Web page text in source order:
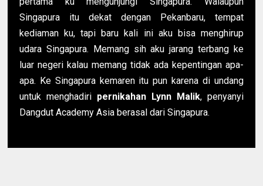
Singapura itu dekat dengan Pekanbaru, tempat
kediaman ku, tapi baru kali ini aku bisa menghirup
udara Singapura. Memang sih aku jarang terbang ke
luar negeri kalau memang tidak ada kepentingan apa-
apa. Ke Singapura kemaren itu pun karena di undang
untuk menghadiri pernikahan Lynn Malik, penyanyi
Dangdut Academy Asia berasal dari Singapura.